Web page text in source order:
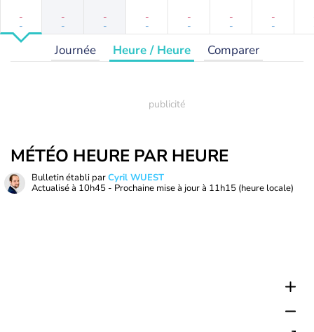
-
-
-
-
-
-
-
-
-
-
-
-
-
-
Journée Heure / Heure Comparer
MÉTÉO HEURE PAR HEURE
Bulletin établi parCyril WUEST
Actualisé à 10h45 - Prochaine mise à jour à 11h15 (heure locale)